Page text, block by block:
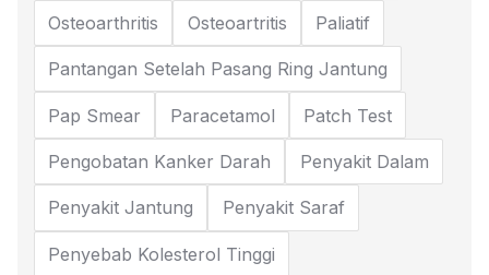
Osteoarthritis Osteoartritis Paliatif
Pantangan Setelah Pasang Ring Jantung
Pap Smear Paracetamol Patch Test
Pengobatan Kanker Darah Penyakit Dalam
Penyakit Jantung Penyakit Saraf
Penyebab Kolesterol Tinggi